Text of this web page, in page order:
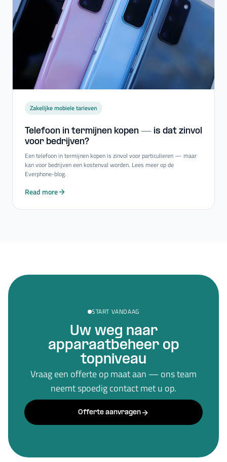
Zakelijke mobiele tarieven
Telefoon in termijnen kopen — is dat zinvol
voor bedrijven?
Een telefoon in termijnen kopen is zinvol voor particulieren — maar
kan voor bedrijven een kostenval worden. Lees meer op de
Everphone-blog.
Read more
START VANDAAG
Uw weg naar
apparaatbeheer op
topniveau
Vraag een offerte op maat aan — ons team
neemt spoedig contact met u op.
Offerte aanvragen